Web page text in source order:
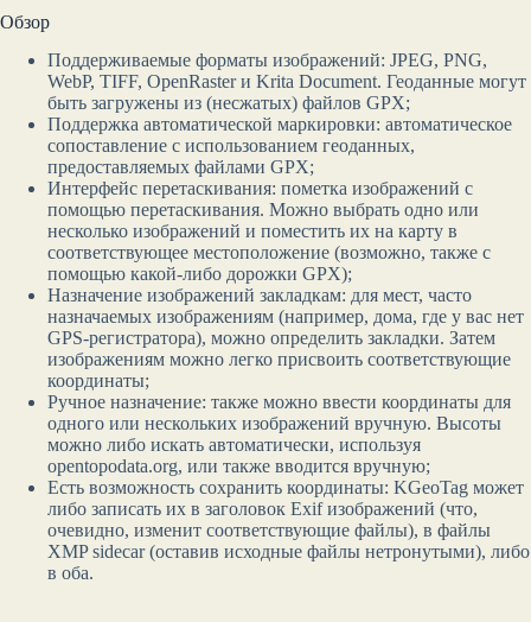
Обзор
Поддерживаемые форматы изображений: JPEG, PNG,
WebP, TIFF, OpenRaster и Krita Document. Геоданные могут
быть загружены из (несжатых) файлов GPX;
Поддержка автоматической маркировки: автоматическое
сопоставление с использованием геоданных,
предоставляемых файлами GPX;
Интерфейс перетаскивания: пометка изображений с
помощью перетаскивания. Можно выбрать одно или
несколько изображений и поместить их на карту в
соответствующее местоположение (возможно, также с
помощью какой-либо дорожки GPX);
Назначение изображений закладкам: для мест, часто
назначаемых изображениям (например, дома, где у вас нет
GPS-регистратора), можно определить закладки. Затем
изображениям можно легко присвоить соответствующие
координаты;
Ручное назначение: также можно ввести координаты для
одного или нескольких изображений вручную. Высоты
можно либо искать автоматически, используя
opentopodata.org, или также вводится вручную;
Есть возможность сохранить координаты: KGeoTag может
либо записать их в заголовок Exif изображений (что,
очевидно, изменит соответствующие файлы), в файлы
XMP sidecar (оставив исходные файлы нетронутыми), либо
в оба.